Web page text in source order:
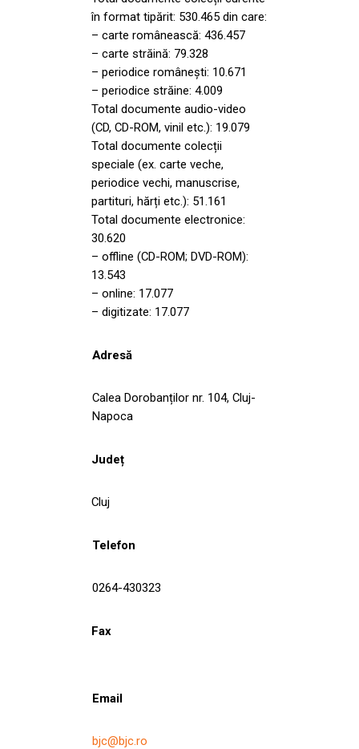
în format tipărit: 530.465 din care:
– carte românească: 436.457
– carte străină: 79.328
– periodice românești: 10.671
– periodice străine: 4.009
Total documente audio-video
(CD, CD-ROM, vinil etc.): 19.079
Total documente colecții
speciale (ex. carte veche,
periodice vechi, manuscrise,
partituri, hărți etc.): 51.161
Total documente electronice:
30.620
– offline (CD-ROM; DVD-ROM):
13.543
– online: 17.077
– digitizate: 17.077
Adresă
Calea Dorobanților nr. 104, Cluj-
Napoca
Județ
Cluj
Telefon
0264-430323
Fax
Email
bjc@bjc.ro